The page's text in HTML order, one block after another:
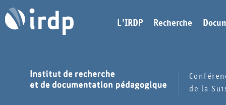
L'IRDP Recherche
de la